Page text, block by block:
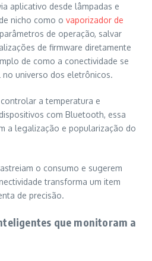
aplicativo desde lâmpadas e
nicho como o vaporizador de
de operação, salvar
de firmware diretamente
de como a conectividade se
universo dos eletrônicos.
a temperatura e
com Bluetooth, essa
a legalização e popularização do
o consumo e sugerem
transforma um item
de precisão.
que monitoram a